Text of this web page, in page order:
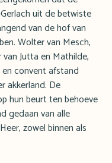
uit de betwiste
van de hof van
Wolter van Mesch,
Jutta en Mathilde,
convent afstand
akkerland. De
hun beurt ten behoeve
gedaan van alle
zowel binnen als